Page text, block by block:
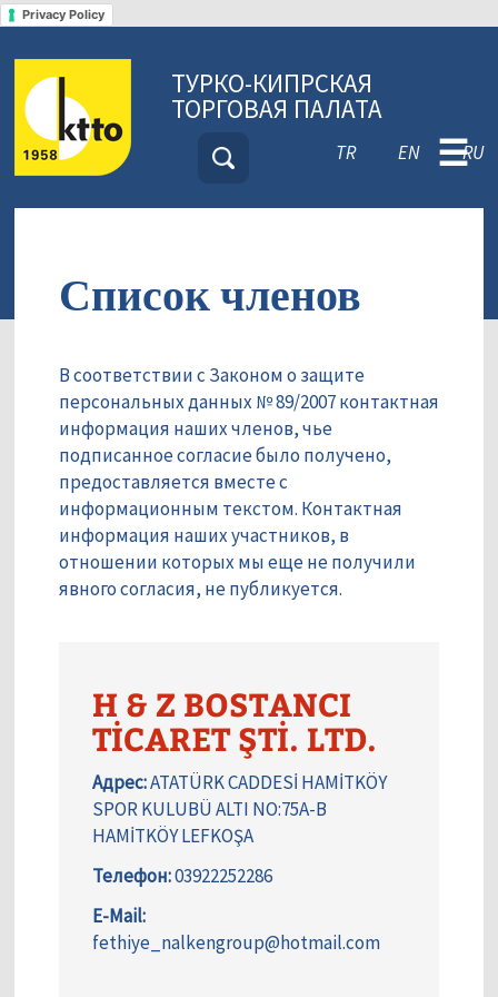
Privacy Policy
ТУРКО-КИПРСКАЯ
ТОРГОВАЯ ПАЛАТА
TR EN RU
☰
Список членов
В соответствии с Законом о защите
персональных данных № 89/2007 контактная
информация наших членов, чье
подписанное согласие было получено,
предоставляется вместе с
информационным текстом. Контактная
информация наших участников, в
отношении которых мы еще не получили
явного согласия, не публикуется.
H & Z BOSTANCI
TİCARET ŞTİ. LTD.
Адрес:ATATÜRK CADDESİ HAMİTKÖY
SPOR KULUBÜ ALTI NO:75A-B
HAMİTKÖY LEFKOŞA
Телефон:03922252286
E-Mail:
fethiye_nalkengroup@hotmail.com